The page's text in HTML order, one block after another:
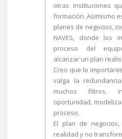
otras instituciones
formación. Asimismo
planes de negocios,
NAVES, donde los
proceso del
alcanzar un plan
Creo que lo
valga la
muchos filtros,
oportunidad,
proceso.
El plan de
realidad y no